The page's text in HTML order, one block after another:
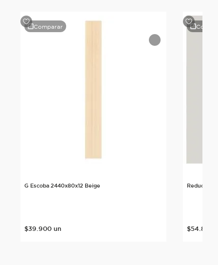
Comparar
G Escoba 2440x80x12 Beige
$39.900 un
Reductor
$54.899